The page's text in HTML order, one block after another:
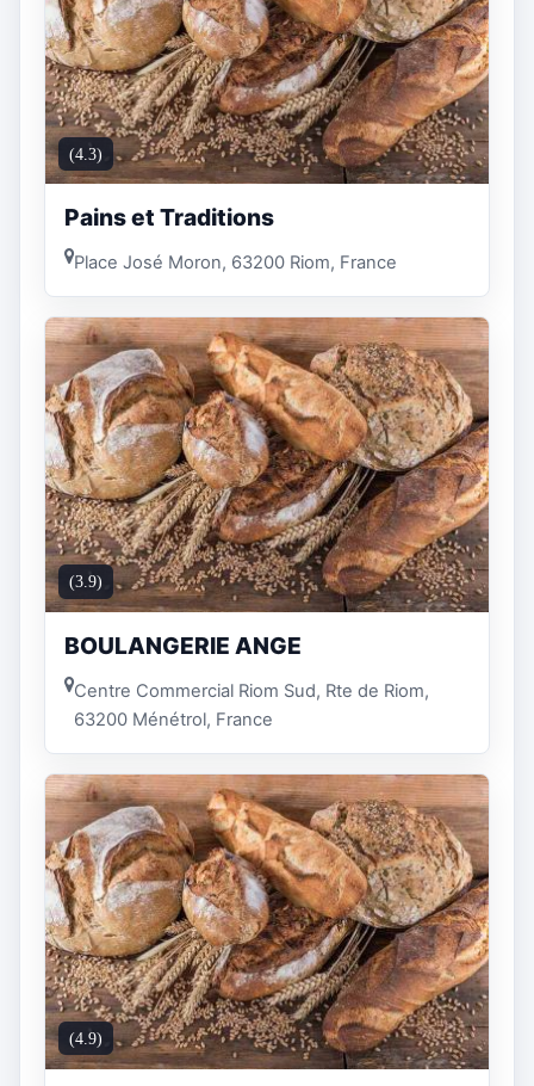
(4.3)
Pains et Traditions
Place José Moron, 63200 Riom, France
(3.9)
BOULANGERIE ANGE
Centre Commercial Riom Sud, Rte de Riom,
63200 Ménétrol, France
(4.9)